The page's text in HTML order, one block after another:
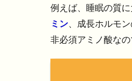
例えば、睡眠の質
ミン、成長ホルモ
非必須アミノ酸なの